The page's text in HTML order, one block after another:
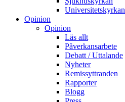
Universitetskyrkan
Opinion
Opinion
Läs allt
Påverkansarbete
Debatt / Uttalande
Nyheter
Remissyttranden
Rapporter
Blogg